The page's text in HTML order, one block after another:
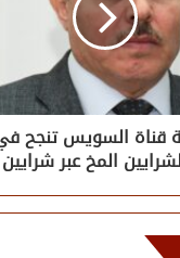
السويس تنجح
المخ عبر شرايين